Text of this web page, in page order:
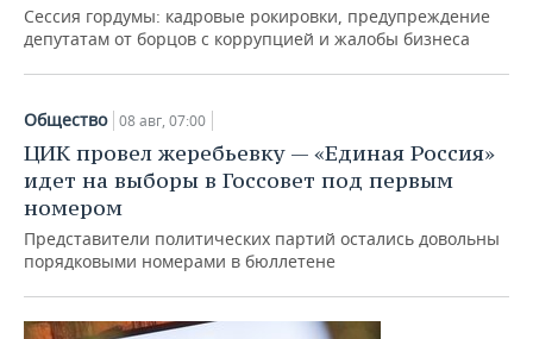
Сессия гордумы: кадровые рокировки, предупреждение
депутатам от борцов с коррупцией и жалобы бизнеса
Общество 08 авг, 07:00
ЦИК провел жеребьевку — «Единая Россия»
идет на выборы в Госсовет под первым
номером
Представители политических партий остались довольны
порядковыми номерами в бюллетене